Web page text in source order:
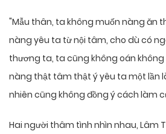
"Mẫu thân, ta không muốn nàng ăn
nàng yêu ta từ nội tâm, cho dù có
thương ta, ta cũng không oán không
nàng thật tâm thật ý yêu ta một lần
nhiên cũng không đồng ý cách làm
Hai người thâm tình nhìn nhau, Lâm